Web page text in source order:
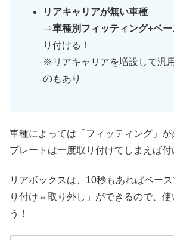
リアキャリアが無い車種
⇒車種別フィッティング+ベー
り付ける！
※リアキャリアを増設して汎
のもあり
車種によっては「フィッティング」
プレートは一度取り付けてしまえば付
リアボックスは、10秒もあればベー
り付け⇔取り外し」ができるので、使
う！